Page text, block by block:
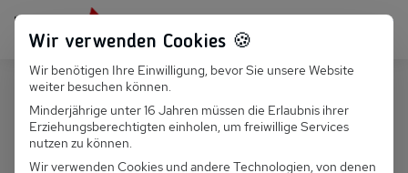
Persönlich für dich da: +49 251 899 050
Suchfeld
Suchen
D 105.140 - Wohnloft Rosengarten
Wir verwenden Cookies 🍪
Wir benötigen Ihre Einwilligung, bevor Sie unsere Website
weiter besuchen können.
Minderjährige unter 16 Jahren müssen die Erlaubnis ihrer
Erziehungsberechtigten einholen, um freiwillige Services
nutzen zu können.
Wir verwenden Cookies und andere Technologien, von denen